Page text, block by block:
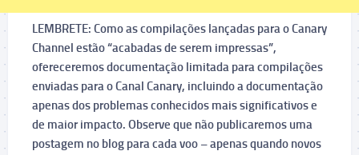
LEMBRETE: Como as compilações lançadas para o Canary
Channel estão “acabadas de serem impressas”,
ofereceremos documentação limitada para compilações
enviadas para o Canal Canary, incluindo a documentação
apenas dos problemas conhecidos mais significativos e
de maior impacto. Observe que não publicaremos uma
postagem no blog para cada voo – apenas quando novos